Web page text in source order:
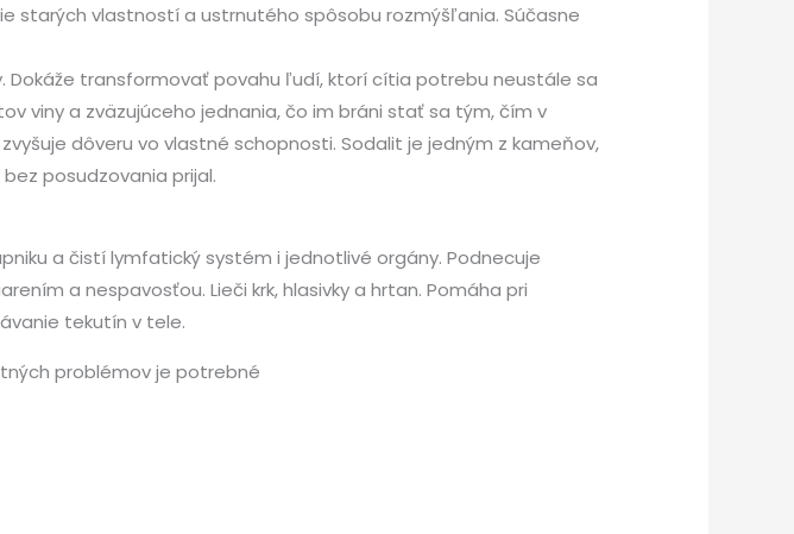
starých vlastností a ustrnutého spôsobu rozmýšľania. Súčasne
Dokáže transformovať povahu ľudí, ktorí cítia potrebu neustále sa
viny a zväzujúceho jednania, čo im bráni stať sa tým, čím v
dôveru vo vlastné schopnosti. Sodalit je jedným z kameňov,
posudzovania prijal.
a čistí lymfatický systém i jednotlivé orgány. Podnecuje
a nespavosťou. Lieči krk, hlasivky a hrtan. Pomáha pri
tekutín v tele.
problémov je potrebné